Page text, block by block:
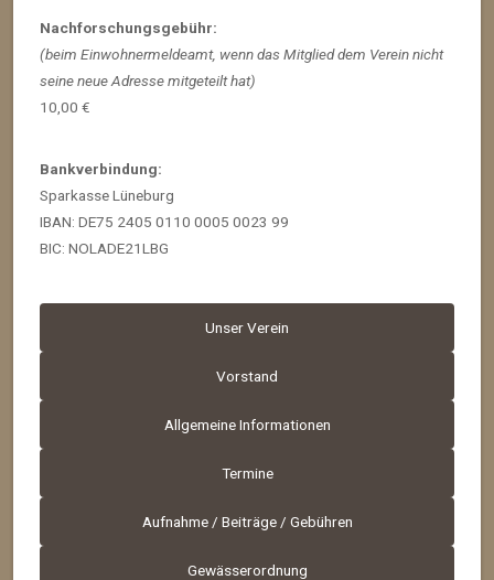
Nachforschungsgebühr:
(beim Einwohnermeldeamt, wenn das Mitglied dem Verein nicht
seine neue Adresse mitgeteilt hat)
10,00 €
Bankverbindung:
Sparkasse Lüneburg
IBAN: DE75 2405 0110 0005 0023 99
BIC: NOLADE21LBG
Unser Verein
Vorstand
Allgemeine Informationen
Termine
Aufnahme / Beiträge / Gebühren
Gewässerordnung